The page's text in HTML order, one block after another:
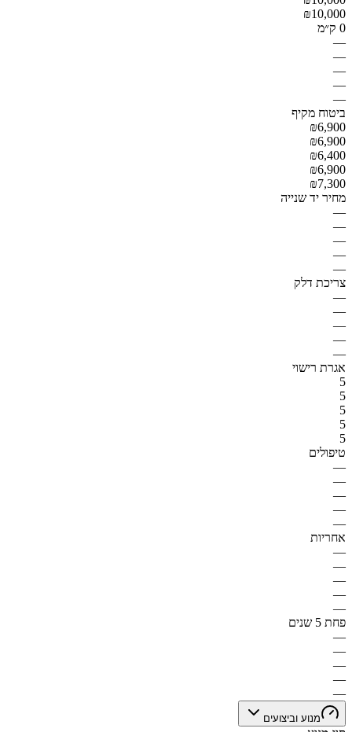
₪10,000
0 ק״מ
—
—
—
—
—
ביטוח מקיף
₪6,900
₪6,900
₪6,400
₪6,900
₪7,300
מחיר יד שנייה
—
—
—
—
—
צריכת דלק
—
—
—
—
—
אגרת רישוי
5
5
5
5
5
טיפולים
—
—
—
—
—
אחריות
—
—
—
—
—
פחת 5 שנים
—
—
—
—
—
מנוע וביצועים